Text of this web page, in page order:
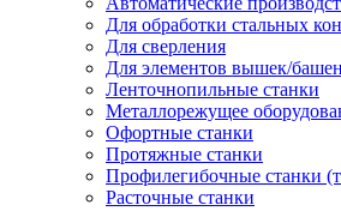
Для обработки стальных
Для сверления
Для элементов вышек/
Ленточнопильные станки
Металлорежущее
Офортные станки
Протяжные станки
Профилегибочные станки
Расточные станки